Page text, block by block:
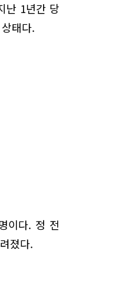
난 1년간 당
태다.
이다. 정 전
졌다.